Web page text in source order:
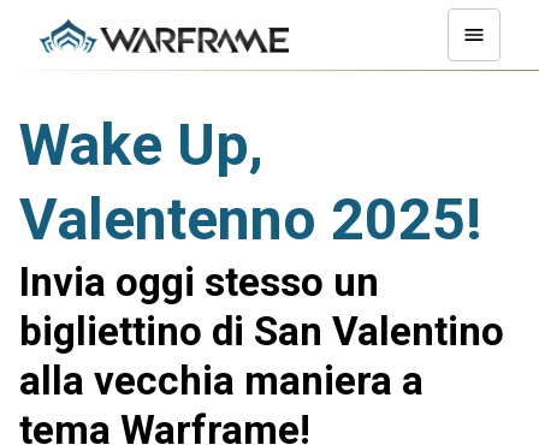
Wake Up,
Valentenno 2025!
Invia oggi stesso un
bigliettino di San Valentino
alla vecchia maniera a
tema Warframe!